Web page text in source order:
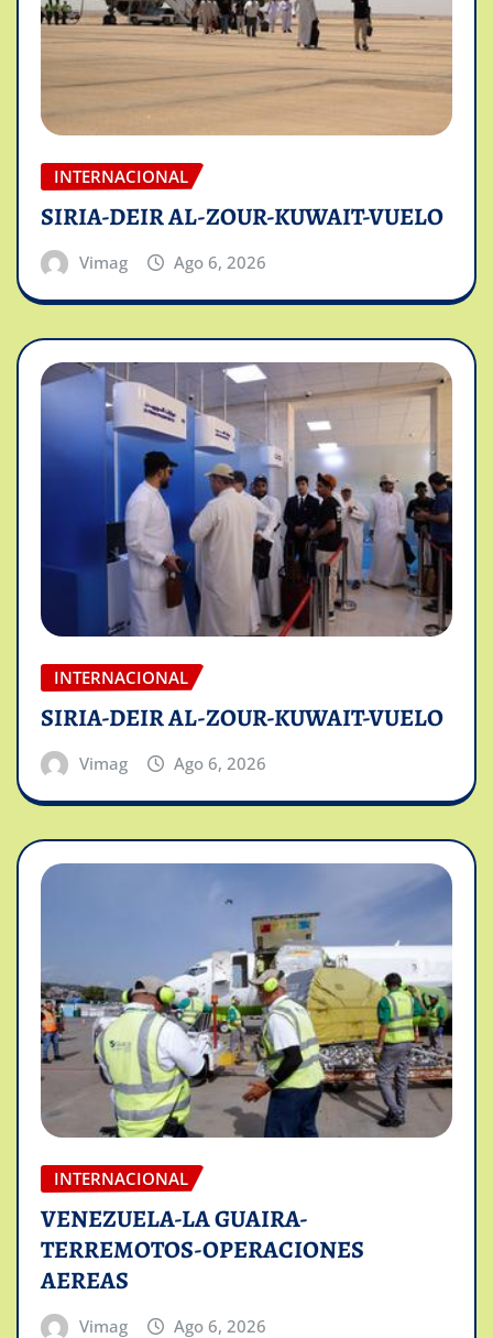
INTERNACIONAL
SIRIA-DEIR AL-ZOUR-KUWAIT-VUELO
Vimag Ago 6, 2026
INTERNACIONAL
SIRIA-DEIR AL-ZOUR-KUWAIT-VUELO
Vimag Ago 6, 2026
INTERNACIONAL
VENEZUELA-LA GUAIRA-
TERREMOTOS-OPERACIONES
AEREAS
Vimag Ago 6, 2026